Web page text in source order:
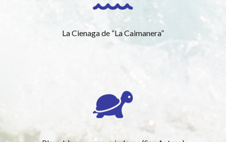
La Cienaga de “La Caimanera”